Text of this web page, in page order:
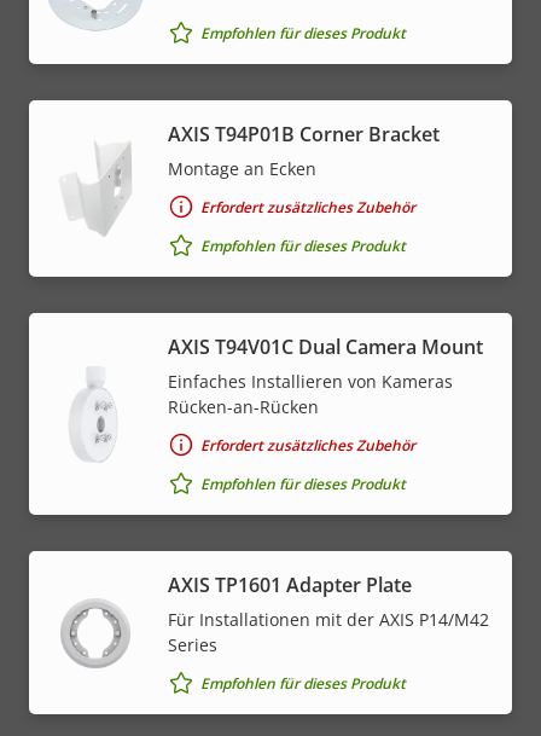
Empfohlen für dieses Produkt
AXIS T94P01B Corner Bracket
Montage an Ecken
Erfordert zusätzliches Zubehör
Empfohlen für dieses Produkt
AXIS T94V01C Dual Camera Mount
Einfaches Installieren von Kameras
Rücken-an-Rücken
Erfordert zusätzliches Zubehör
Empfohlen für dieses Produkt
AXIS TP1601 Adapter Plate
Für Installationen mit der AXIS P14/M42
Series
Empfohlen für dieses Produkt